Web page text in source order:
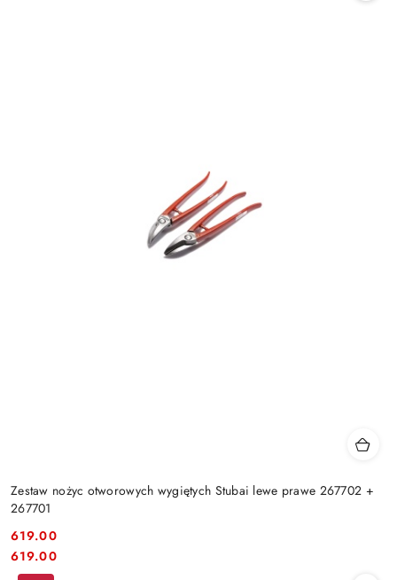
Zestaw nożyc otworowych wygiętych Stubai lewe prawe 267702 +
267701
Cena:
619.00
Cena:
619.00